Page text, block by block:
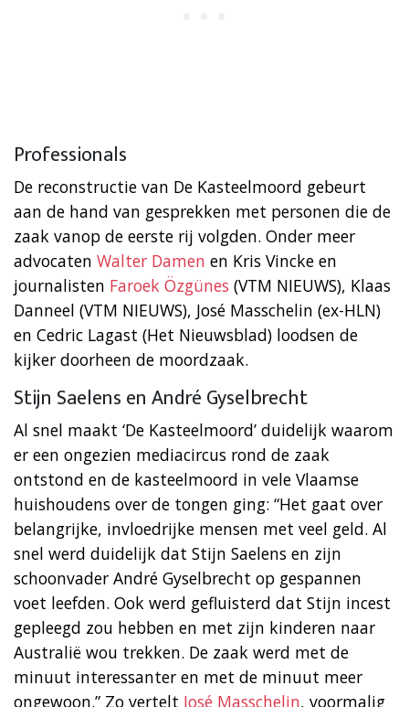
Professionals
De reconstructie van De Kasteelmoord gebeurt
aan de hand van gesprekken met personen die de
zaak vanop de eerste rij volgden. Onder meer
advocaten Walter Damen en Kris Vincke en
journalisten Faroek Özgünes (VTM NIEUWS), Klaas
Danneel (VTM NIEUWS), José Masschelin (ex-HLN)
en Cedric Lagast (Het Nieuwsblad) loodsen de
kijker doorheen de moordzaak.
Stijn Saelens en André Gyselbrecht
Al snel maakt ‘De Kasteelmoord’ duidelijk waarom
er een ongezien mediacircus rond de zaak
ontstond en de kasteelmoord in vele Vlaamse
huishoudens over de tongen ging: “Het gaat over
belangrijke, invloedrijke mensen met veel geld. Al
snel werd duidelijk dat Stijn Saelens en zijn
schoonvader André Gyselbrecht op gespannen
voet leefden. Ook werd gefluisterd dat Stijn incest
gepleegd zou hebben en met zijn kinderen naar
Australië wou trekken. De zaak werd met de
minuut interessanter en met de minuut meer
ongewoon.” Zo vertelt José Masschelin, voormalig